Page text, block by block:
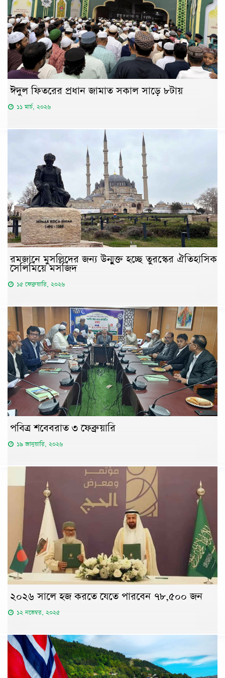
ঈদুল ফিতরের প্রধান জামাত সকাল সাড়ে ৮টায়
১১ মার্চ, ২০২৬
রমজানে মুসল্লিদের জন্য উন্মুক্ত হচ্ছে তুরস্কের ঐতিহাসিক
সেলিমিয়ে মসজিদ
১৫ ফেব্রুয়ারি, ২০২৬
পবিত্র শবেবরাত ৩ ফেব্রুয়ারি
১৯ জানুয়ারি, ২০২৬
২০২৬ সালে হজ করতে যেতে পারবেন ৭৮,৫০০ জন
১২ নভেম্বর, ২০২৫